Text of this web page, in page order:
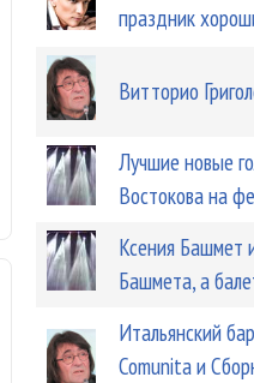
о Юрий Башмет сыграл
праздник
Витторио
Лучшие новые
Востокова на
Ксения Башмет
Башмета, а
Итальянский
Comunita и